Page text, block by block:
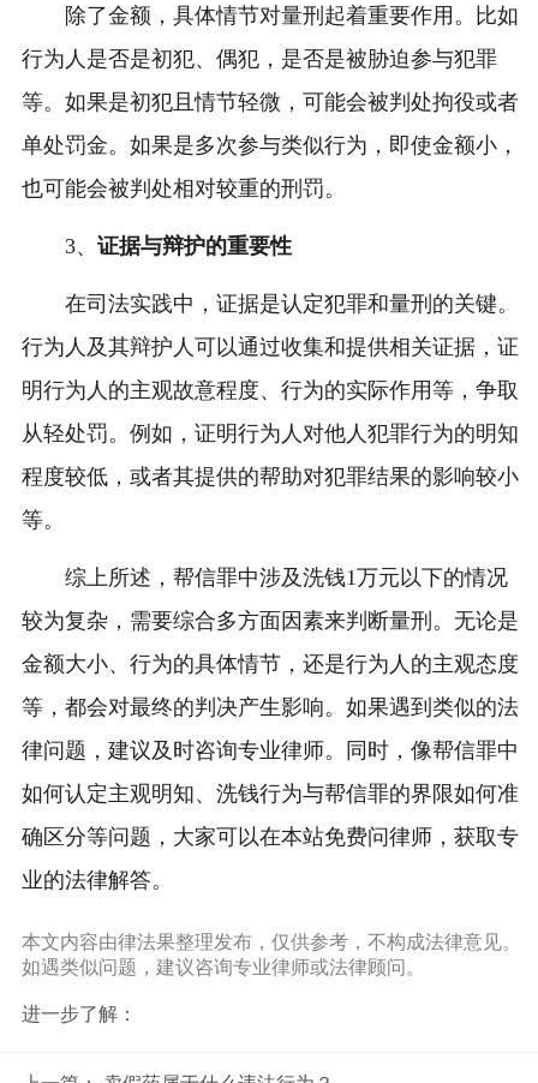
除了金额，具体情节对量刑起着重要作用。比如
行为人是否是初犯、偶犯，是否是被胁迫参与犯罪
等。如果是初犯且情节轻微，可能会被判处拘役或者
单处罚金。如果是多次参与类似行为，即使金额小，
也可能会被判处相对较重的刑罚。
3、 证据与辩护的重要性
在司法实践中，证据是认定犯罪和量刑的关键。
行为人及其辩护人可以通过收集和提供相关证据，证
明行为人的主观故意程度、行为的实际作用等，争取
从轻处罚。例如，证明行为人对他人犯罪行为的明知
程度较低，或者其提供的帮助对犯罪结果的影响较小
等。
综上所述，帮信罪中涉及洗钱1万元以下的情况
较为复杂，需要综合多方面因素来判断量刑。无论是
金额大小、行为的具体情节，还是行为人的主观态度
等，都会对最终的判决产生影响。如果遇到类似的法
律问题，建议及时咨询专业律师。同时，像帮信罪中
如何认定主观明知、洗钱行为与帮信罪的界限如何准
确区分等问题，大家可以在本站免费问律师，获取专
业的法律解答。
本文内容由律法果整理发布，仅供参考，不构成法律意见。
如遇类似问题，建议咨询专业律师或法律顾问。
进一步了解：